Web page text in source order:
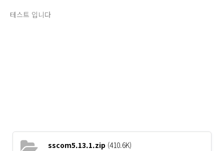
테스트 입니다
sscom5.13.1.zip (410.6K)